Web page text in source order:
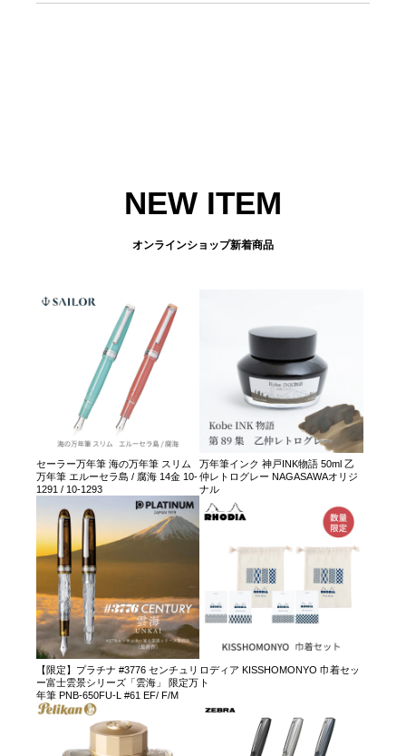
NEW ITEM
オンラインショップ新着商品
セーラー万年筆 海の万年筆 スリム
万年筆 エルーセラ島 / 腐海 14金 10-
1291 / 10-1293
万年筆インク 神戸INK物語 50ml 乙
仲レトログレー NAGASAWAオリジ
ナル
【限定】プラチナ #3776 センチュリ
ー富士雲景シリーズ「雲海」 限定万
年筆 PNB-650FU-L #61 EF/ F/M
ロディア KISSHOMONYO 巾着セッ
ト